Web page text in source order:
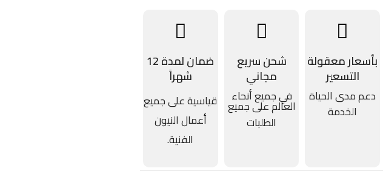
بأسعار معقولة
التسعير
دعم مدى الحياة
الخدمة
شحن سريع
مجاني
في جميع أنحاء
العالم على جميع
الطلبات
ضمان لمدة 12
شهراً
قياسية على جميع
أعمال النيون
الفنية.